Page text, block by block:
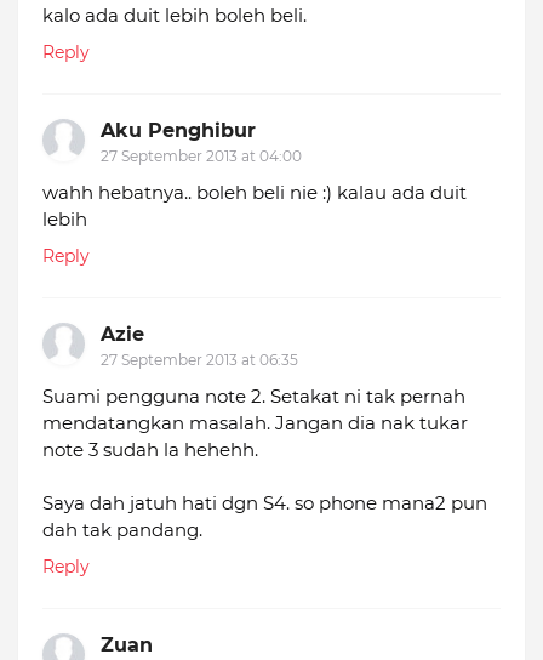
kalo ada duit lebih boleh beli.
Reply
Aku Penghibur
27 September 2013 at 04:00
wahh hebatnya.. boleh beli nie :) kalau ada duit
lebih
Reply
Azie
27 September 2013 at 06:35
Suami pengguna note 2. Setakat ni tak pernah
mendatangkan masalah. Jangan dia nak tukar
note 3 sudah la hehehh.
Saya dah jatuh hati dgn S4. so phone mana2 pun
dah tak pandang.
Reply
Zuan